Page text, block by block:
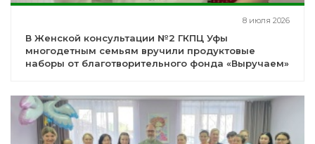
8 июля 2026
В Женской консультации №2 ГКПЦ Уфы
многодетным семьям вручили продуктовые
наборы от благотворительного фонда «Выручаем»